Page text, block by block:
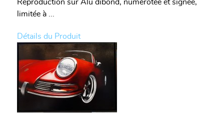
Reproduction sur Alu dibond, numérotée et signée,
limitée à ...
Détails du Produit